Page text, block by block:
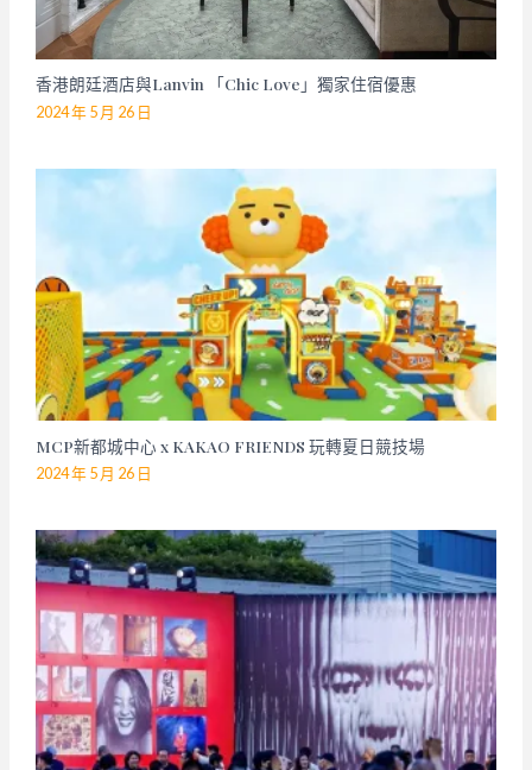
香港朗廷酒店與Lanvin 「Chic Love」獨家住宿優惠
2024 年 5 月 26 日
MCP新都城中心 x KAKAO FRIENDS 玩轉夏日競技場
2024 年 5 月 26 日